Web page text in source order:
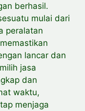
berhasil.
mulai dari
peralatan
lancar dan
jasa
dan
waktu,
menjaga